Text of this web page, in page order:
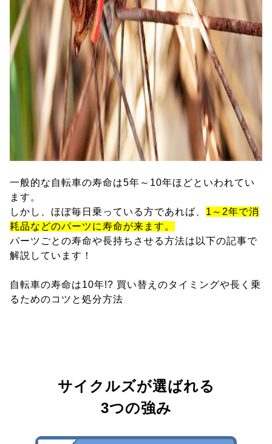
一般的な自転車の寿命は5年～10年ほどといわれてい
ます。
しかし、ほぼ毎日乗っている方であれば、 1～2年で消
耗品などのパーツに寿命が来ます。
パーツごとの寿命や長持ちさせる方法は以下の記事で
解説しています！
自転車の寿命は10年!? 買い替えのタイミングや長く乗
るためのコツと処分方法
サイクルズが選ばれる
3つの強み